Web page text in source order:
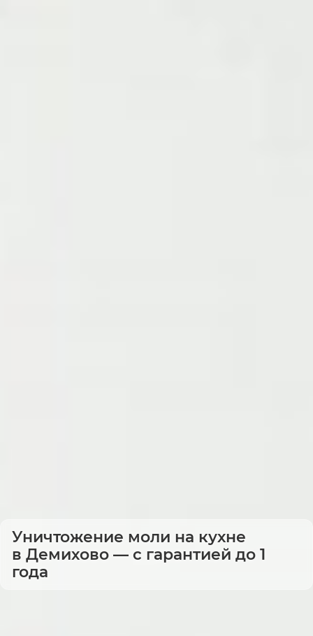
Уничтожение моли на кухне
в Демихово — с гарантией до 1
года